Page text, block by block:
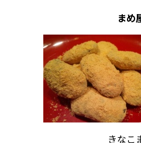
まめ
きなこ